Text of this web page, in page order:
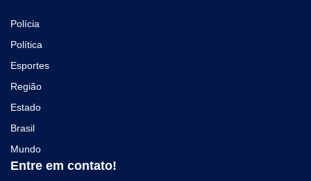
Polícia
Política
Esportes
Região
Estado
Brasil
Mundo
Entre em contato!